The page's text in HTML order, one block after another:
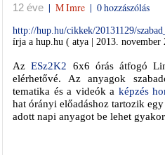
12 éve | M Imre | 0 hozzászólás
http://hup.hu/cikkek/20131129/
írja a hup.hu ( atya | 2013.
AzESz2K2 6x6 órás átfogó
elérhetővé. Az anyagok
tematika és a videók a képzés
hat órányi előadáshoz tartozik
adott napi anyagot be lehet